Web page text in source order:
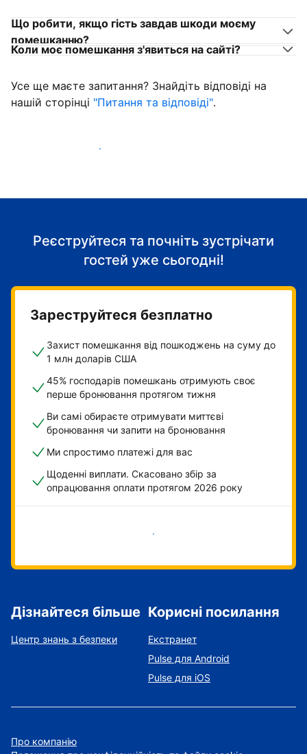
Що робити, якщо гість завдав шкоди моєму
помешканню?
Коли моє помешкання з'явиться на сайті?
Усе ще маєте запитання? Знайдіть відповіді на
нашій сторінці "Питання та відповіді".
Розпочніть приймати гостей
Реєструйтеся та почніть зустрічати
гостей уже сьогодні!
Зареструйтеся безплатно
Захист помешкання від пошкоджень на суму до
1 млн доларів США
45% господарів помешкань отримують своє
перше бронювання протягом тижня
Ви самі обираєте отримувати миттєві
бронювання чи запити на бронювання
Ми спростимо платежі для вас
Щоденні виплати. Скасовано збір за
опрацювання оплати протягом 2026 року
Розпочати зараз
Дізнайтеся більше
Центр знань з безпеки
Корисні посилання
Екстранет
Pulse для Android
Pulse для iOS
Про компанію